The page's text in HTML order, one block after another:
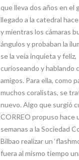
que lleva dos años en el
llegado a la catedral
y mientras los cámaras
ángulos y probaban la
se la veía inquieta y feliz,
curioseando y hablando
amigos. Para ella, como
muchos coralistas, se
nuevo. Algo que surgió
CORREO propuso hace
semanas a la Sociedad
Bilbao realizar un
fuera al mismo tiempo